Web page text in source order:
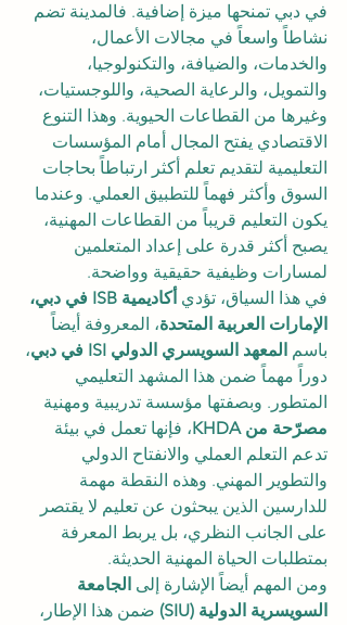
في دبي تمنحها ميزة إضافية. فالمدينة تضم
نشاطاً واسعاً في مجالات الأعمال،
والخدمات، والضيافة، والتكنولوجيا،
والتمويل، والرعاية الصحية، واللوجستيات،
وغيرها من القطاعات الحيوية. وهذا التنوع
الاقتصادي يفتح المجال أمام المؤسسات
التعليمية لتقديم تعلم أكثر ارتباطاً بحاجات
السوق وأكثر فهماً للتطبيق العملي. وعندما
يكون التعليم قريباً من القطاعات المهنية،
يصبح أكثر قدرة على إعداد المتعلمين
لمسارات وظيفية حقيقية وواضحة.
في هذا السياق، تؤدي
أكاديمية ISB في دبي،
الإمارات العربية المتحدة، المعروفة أيضاً
باسم المعهد السويسري الدولي ISI في دبي
،
دوراً مهماً ضمن هذا المشهد التعليمي
المتطور. وبصفتها مؤسسة تدريبية ومهنية
مصرّحة من KHDA
، فإنها تعمل في بيئة
تدعم التعلم العملي والانفتاح الدولي
والتطوير المهني. وهذه النقطة مهمة
للدارسين الذين يبحثون عن تعليم لا يقتصر
على الجانب النظري، بل يربط المعرفة
بمتطلبات الحياة المهنية الحديثة.
ومن المهم أيضاً الإشارة إلى الجامعة
السويسرية الدولية (SIU)
ضمن هذا الإطار،